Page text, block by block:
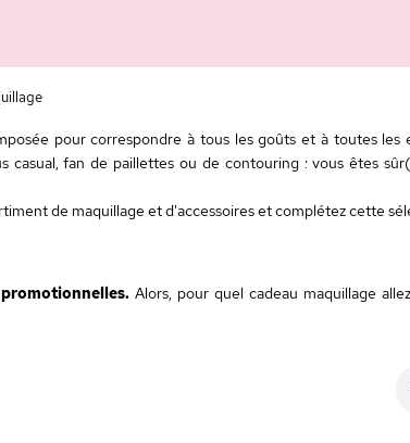
pour correspondre à tous les goûts et à toutes les
fan de paillettes ou de contouring : vous êtes
de maquillage et d'accessoires et complétez cette
Alors, pour quel cadeau maquillage